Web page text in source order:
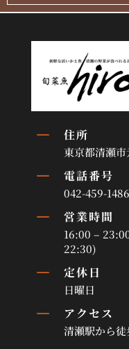
K 住所
東京都清瀬
K 電話番号
042-459-1486
K 営業時間
16:00 –
22:30)
K 定休日
日曜日
K アクセス
清瀬駅から徒